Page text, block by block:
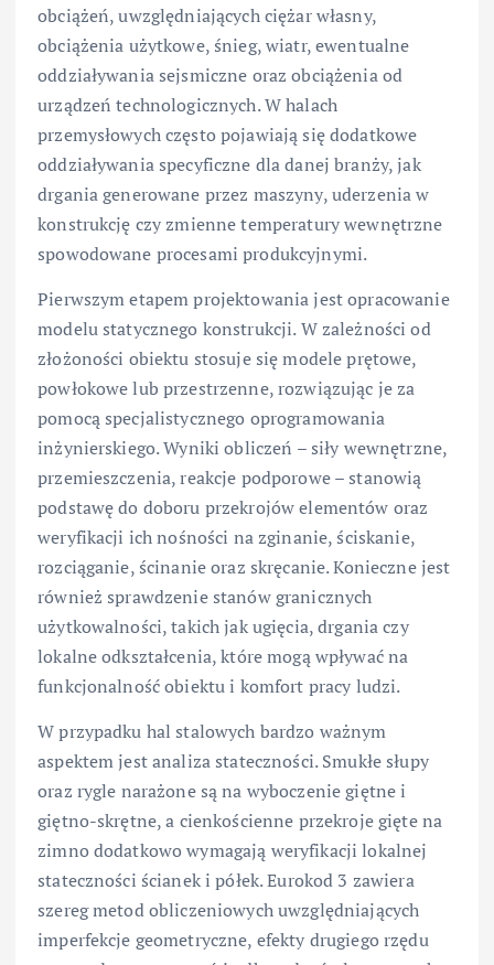
obciążeń, uwzględniających ciężar własny,
obciążenia użytkowe, śnieg, wiatr, ewentualne
oddziaływania sejsmiczne oraz obciążenia od
urządzeń technologicznych. W halach
przemysłowych często pojawiają się dodatkowe
oddziaływania specyficzne dla danej branży, jak
drgania generowane przez maszyny, uderzenia w
konstrukcję czy zmienne temperatury wewnętrzne
spowodowane procesami produkcyjnymi.
Pierwszym etapem projektowania jest opracowanie
modelu statycznego konstrukcji. W zależności od
złożoności obiektu stosuje się modele prętowe,
powłokowe lub przestrzenne, rozwiązując je za
pomocą specjalistycznego oprogramowania
inżynierskiego. Wyniki obliczeń – siły wewnętrzne,
przemieszczenia, reakcje podporowe – stanowią
podstawę do doboru przekrojów elementów oraz
weryfikacji ich nośności na zginanie, ściskanie,
rozciąganie, ścinanie oraz skręcanie. Konieczne jest
również sprawdzenie stanów granicznych
użytkowalności, takich jak ugięcia, drgania czy
lokalne odkształcenia, które mogą wpływać na
funkcjonalność obiektu i komfort pracy ludzi.
W przypadku hal stalowych bardzo ważnym
aspektem jest analiza stateczności. Smukłe słupy
oraz rygle narażone są na wyboczenie giętne i
giętno-skrętne, a cienkościenne przekroje gięte na
zimno dodatkowo wymagają weryfikacji lokalnej
stateczności ścianek i półek. Eurokod 3 zawiera
szereg metod obliczeniowych uwzględniających
imperfekcje geometryczne, efekty drugiego rzędu